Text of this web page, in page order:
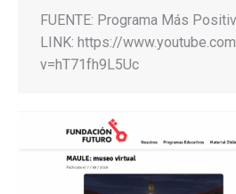
FUENTE: Programa Más
LINK: https://
v=hT71fh9L5Uc